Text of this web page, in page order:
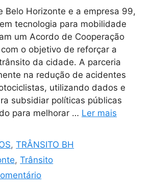
Belo Horizonte e a empresa 99,
tecnologia para mobilidade
um Acordo de Cooperação
o objetivo de reforçar a
da cidade. A parceria
na redução de acidentes
utilizando dados e
subsidiar políticas públicas
para melhorar … Ler mais
,TRÂNSITO BH
,Trânsito